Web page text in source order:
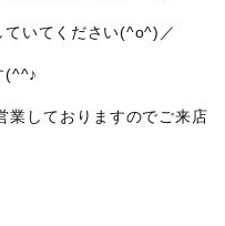
ていてください(^o^)／
(^^♪
業しておりますのでご来店